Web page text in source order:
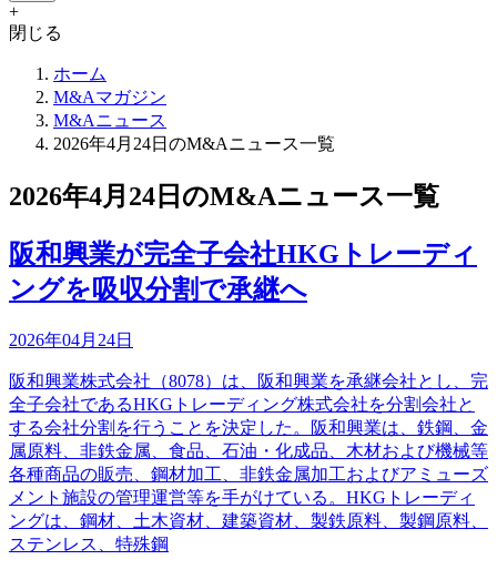
+
閉じる
ホーム
M&Aマガジン
M&Aニュース
2026年4月24日のM&Aニュース一覧
2026年4月24日のM&Aニュース一覧
阪和興業が完全子会社HKGトレーディ
ングを吸収分割で承継へ
2026年04月24日
阪和興業株式会社（8078）は、阪和興業を承継会社とし、完
全子会社であるHKGトレーディング株式会社を分割会社と
する会社分割を行うことを決定した。阪和興業は、鉄鋼、金
属原料、非鉄金属、食品、石油・化成品、木材および機械等
各種商品の販売、鋼材加工、非鉄金属加工およびアミューズ
メント施設の管理運営等を手がけている。HKGトレーディ
ングは、鋼材、土木資材、建築資材、製鉄原料、製鋼原料、
ステンレス、特殊鋼